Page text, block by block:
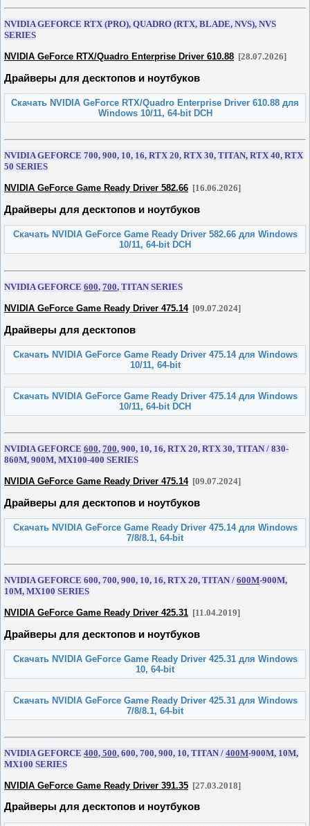
NVIDIA GEFORCE RTX (PRO), QUADRO (RTX, BLADE, NVS), NVS
SERIES
NVIDIA GeForce RTX/Quadro Enterprise Driver 610.88 [28.07.2026]
Драйверы для десктопов и ноутбуков
Скачать NVIDIA GeForce RTX/Quadro Enterprise Driver 610.88 для
Windows 10/11, 64-bit DCH
NVIDIA GEFORCE 700, 900, 10, 16, RTX 20, RTX 30, TITAN, RTX 40, RTX
50 SERIES
NVIDIA GeForce Game Ready Driver 582.66 [16.06.2026]
Драйверы для десктопов и ноутбуков
Скачать NVIDIA GeForce Game Ready Driver 582.66 для Windows
10/11, 64-bit DCH
NVIDIA GEFORCE 600, 700, TITAN SERIES
NVIDIA GeForce Game Ready Driver 475.14[09.07.2024]
Драйверы для десктопов
Скачать NVIDIA GeForce Game Ready Driver 475.14 для Windows
10/11, 64-bit
Скачать NVIDIA GeForce Game Ready Driver 475.14 для Windows
10/11, 64-bit DCH
NVIDIA GEFORCE 600, 700, 900, 10, 16, RTX 20, RTX 30, TITAN / 830-
860M, 900M, MX100-400 SERIES
NVIDIA GeForce Game Ready Driver 475.14[09.07.2024]
Драйверы для десктопов и ноутбуков
Скачать NVIDIA GeForce Game Ready Driver 475.14 для Windows
7/8/8.1, 64-bit
NVIDIA GEFORCE 600, 700, 900, 10, 16, RTX 20, TITAN / 600M-900M,
10M, MX100 SERIES
NVIDIA GeForce Game Ready Driver 425.31 [11.04.2019]
Драйверы для десктопов и ноутбуков
Скачать NVIDIA GeForce Game Ready Driver 425.31 для Windows
10, 64-bit
Скачать NVIDIA GeForce Game Ready Driver 425.31 для Windows
7/8/8.1, 64-bit
NVIDIA GEFORCE 400, 500, 600, 700, 900, 10, TITAN / 400M-900M, 10M,
MX100 SERIES
NVIDIA GeForce Game Ready Driver 391.35 [27.03.2018]
Драйверы для десктопов и ноутбуков